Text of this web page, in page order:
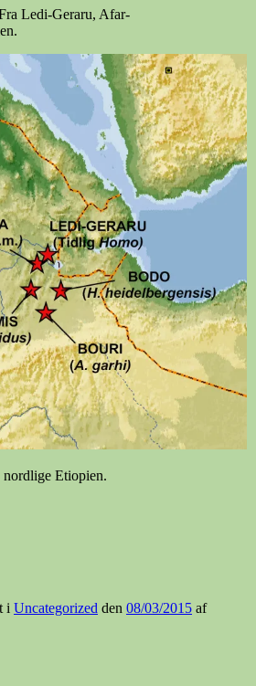
Ledi-Geraru, Afar-
Etiopien.
i Uncategorized den 08/03/2015 af